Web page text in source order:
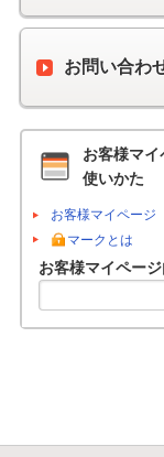
お問い合わ
お客様マ
使いかた
お客様マイペー
マークとは
お客様マイペー